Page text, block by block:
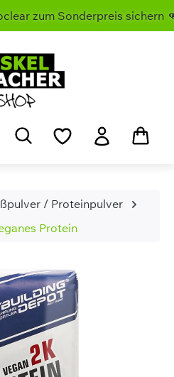
zum Sonderpreis sichern 👊
/ Proteinpulver
Protein